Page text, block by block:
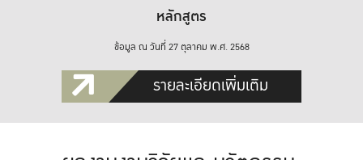
หลักสูตร
ข้อมูล ณ วันที่ 27 ตุลาคม พ.ศ. 2568
รายละเอียดเพิ่มเติม